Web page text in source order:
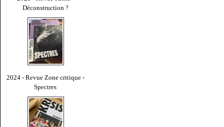
Déconstruction ?
2024 - Revue Zone critique -
Spectres